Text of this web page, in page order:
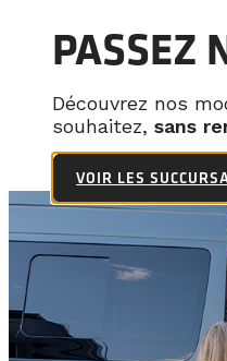
PASSEZ
Découvrez nos
souhaitez, sans
VOIR LES